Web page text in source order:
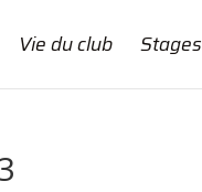
Vie du club